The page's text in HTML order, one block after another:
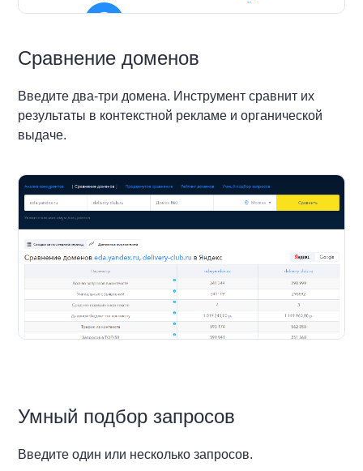
Сравнение доменов
Введите два-три домена. Инструмент сравнит их
результаты в контекстной рекламе и органической
выдаче.
Умный подбор запросов
Введите один или несколько запросов.